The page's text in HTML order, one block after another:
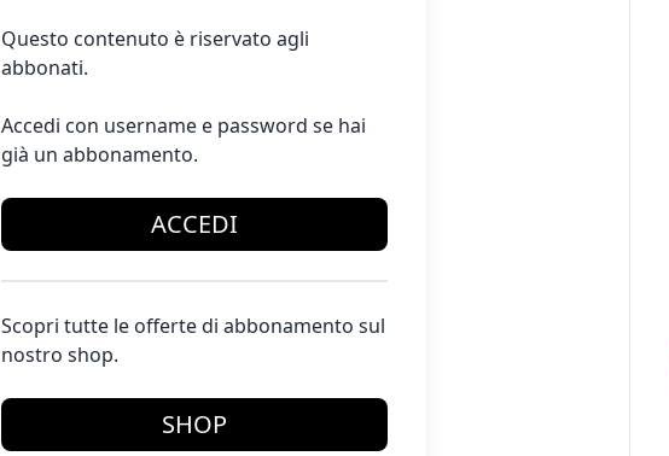
Questo contenuto è riservato agli
abbonati.
Accedi con username e password se hai
già un abbonamento.
ACCEDI
Scopri tutte le offerte di abbonamento sul
nostro shop.
SHOP